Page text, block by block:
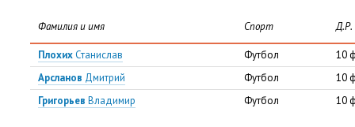
Фамилия и имя Спорт Д.Р.
Плохих Станислав Футбол
10
Арсланов Дмитрий Футбол
10
Григорьев Владимир Футбол 10